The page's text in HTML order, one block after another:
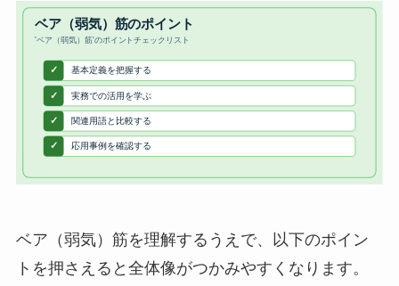
ベア（弱気）筋を理解するうえで、以下のポイン
トを押さえると全体像がつかみやすくなります。